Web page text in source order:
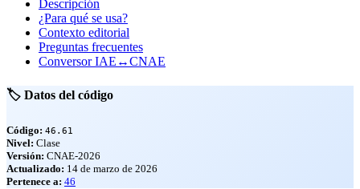
Descripción
¿Para qué se usa?
Contexto editorial
Preguntas frecuentes
Conversor IAE↔CNAE
🏷️ Datos del código
Código: 46.61
Nivel: Clase
Versión: CNAE-2026
Actualizado: 14 de marzo de 2026
Pertenece a: 46